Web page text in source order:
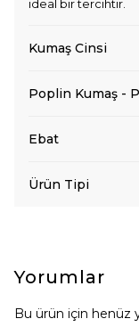
ideal bir tercihtir.
Kumaş Cinsi
Poplin Kumaş -
Ebat
Ürün Tipi
Yorumlar
Bu ürün için henüz